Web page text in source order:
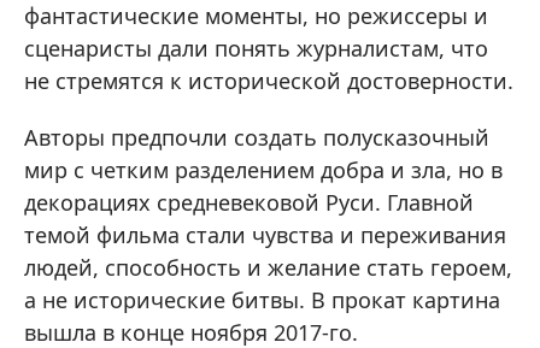
фантастические моменты, но режиссеры и
сценаристы дали понять журналистам, что
не стремятся к исторической достоверности.
Авторы предпочли создать полусказочный
мир с четким разделением добра и зла, но в
декорациях средневековой Руси. Главной
темой фильма стали чувства и переживания
людей, способность и желание стать героем,
а не исторические битвы. В прокат картина
вышла в конце ноября 2017-го.